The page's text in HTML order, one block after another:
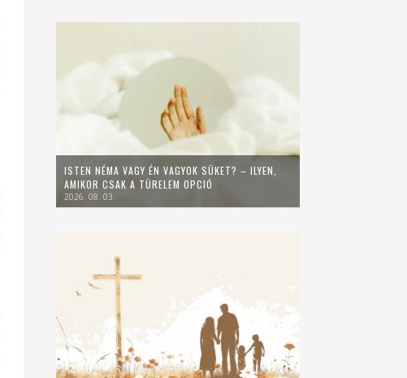
ISTEN NÉMA VAGY ÉN VAGYOK SÜKET? – ILYEN,
AMIKOR CSAK A TÜRELEM OPCIÓ
2026. 08. 03.